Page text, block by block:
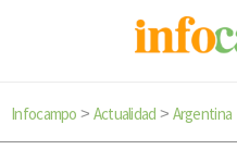
Infocampo > Actualidad > Argentina